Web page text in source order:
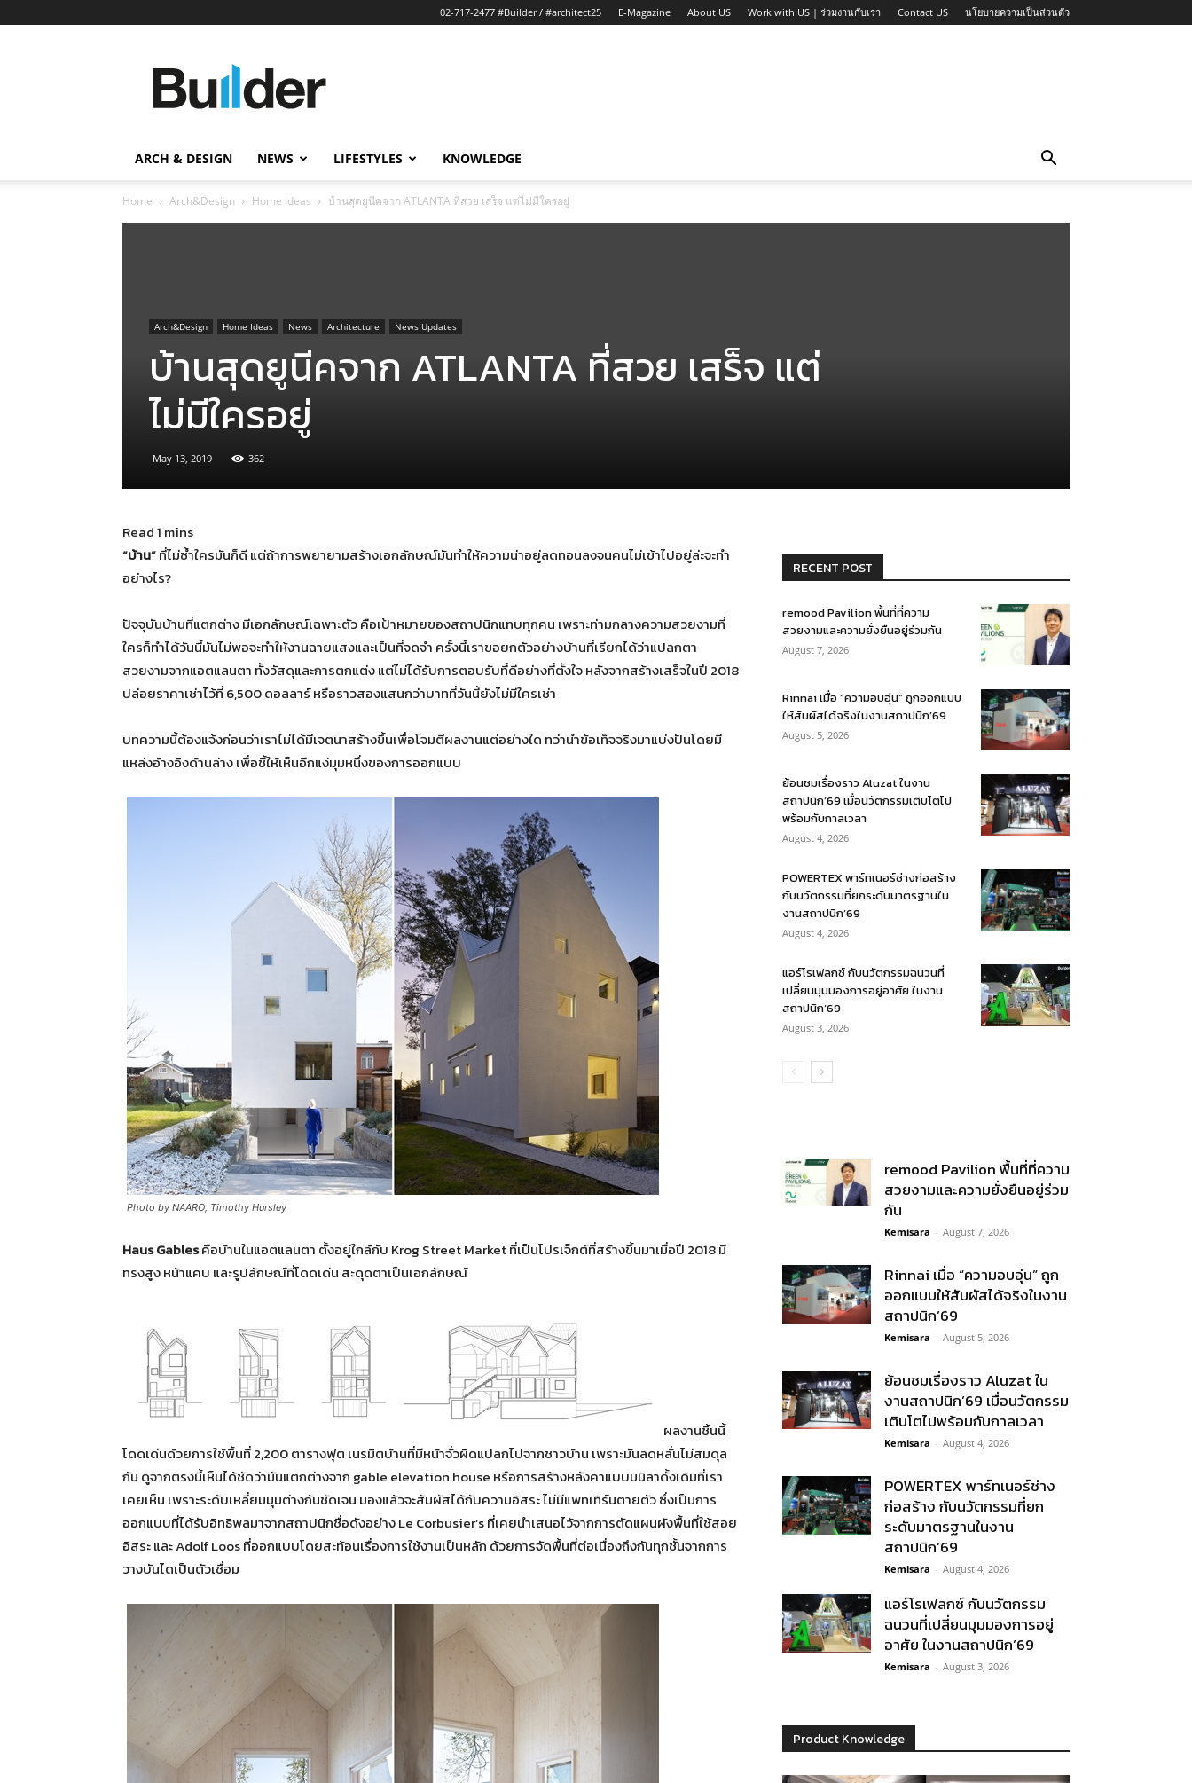
02-717-2477 #Builder / #architect25 E-Magazine About US Work with US | ร่วมงานกับเรา Contact US นโยบายความเป็นส่วนตัว
ข่าว
ก่อสร้าง
ก่อสร้าง
ARCH & DESIGN NEWS LIFESTYLES KNOWLEDGE
Home Arch&Design Home Ideas บ้านสุดยูนีคจาก ATLANTA ที่สวย เสร็จ แต่ไม่มีใครอยู่
Arch&Design Home Ideas News Architecture News Updates
บ้านสุดยูนีคจาก ATLANTA ที่สวย เสร็จ แต่
ไม่มีใครอยู่
May 13, 2019 362
“บ้าน”ที่ไม่ซ้ำใครมันก็ดี แต่ถ้าการพยายามสร้างเอกลักษณ์มันทำให้ความน่าอยู่ลดทอนลงจนคนไม่เข้าไปอยู่ล่ะจะทำ
อย่างไร?
ปัจจุบันบ้านที่แตกต่าง มีเอกลักษณ์เฉพาะตัว คือเป้าหมายของสถาปนิกแทบทุกคน เพราะท่ามกลางความสวยงามที่
ใครก็ทำได้วันนี้มันไม่พอจะทำให้งานฉายแสงและเป็นที่จดจำ ครั้งนี้เราขอยกตัวอย่างบ้านที่เรียกได้ว่าแปลกตา
สวยงามจากแอตแลนตา ทั้งวัสดุและการตกแต่ง แต่ไม่ได้รับการตอบรับที่ดีอย่างที่ตั้งใจ หลังจากสร้างเสร็จในปี 2018
ปล่อยราคาเช่าไว้ที่ 6,500 ดอลลาร์ หรือราวสองแสนกว่าบาทที่วันนี้ยังไม่มีใครเช่า
บทความนี้ต้องแจ้งก่อนว่าเราไม่ได้มีเจตนาสร้างขึ้นเพื่อโจมตีผลงานแต่อย่างใด ทว่านำข้อเท็จจริงมาแบ่งปันโดยมี
แหล่งอ้างอิงด้านล่าง เพื่อชี้ให้เห็นอีกแง่มุมหนึ่งของการออกแบบ
Photo by NAARO, Timothy Hursley
Haus Gablesคือบ้านในแอตแลนตา ตั้งอยู่ใกล้กับ Krog Street Market ที่เป็นโปรเจ็กต์ที่สร้างขึ้นมาเมื่อปี 2018 มี
ทรงสูง หน้าแคบ และรูปลักษณ์ที่โดดเด่น สะดุดตาเป็นเอกลักษณ์
ผลงานชิ้นนี้
โดดเด่นด้วยการใช้พื้นที่ 2,200 ตารางฟุต เนรมิตบ้านที่มีหน้าจั่วผิดแปลกไปจากชาวบ้าน เพราะมันลดหลั่นไม่สมดุล
กัน ดูจากตรงนี้เห็นได้ชัดว่ามันแตกต่างจาก gable elevation house หรือการสร้างหลังคาแบบมนิลาดั้งเดิมที่เรา
เคยเห็น เพราะระดับเหลี่ยมมุมต่างกันชัดเจน มองแล้วจะสัมผัสได้กับความอิสระ ไม่มีแพทเทิร์นตายตัว ซึ่งเป็นการ
ออกแบบที่ได้รับอิทธิพลมาจากสถาปนิกชื่อดังอย่าง Le Corbusier’s ที่เคยนำเสนอไว้จากการตัดแผนผังพื้นที่ใช้สอย
อิสระ และ Adolf Loos ที่ออกแบบโดยสะท้อนเรื่องการใช้งานเป็นหลัก ด้วยการจัดพื้นที่ต่อเนื่องถึงกันทุกชั้นจากการ
วางบันไดเป็นตัวเชื่อม
RECENT POST
remood Pavilion พื้นที่ที่ความ
สวยงามและความยั่งยืนอยู่ร่วมกัน
August 7, 2026
Rinnai เมื่อ “ความอบอุ่น” ถูกออกแบบ
ให้สัมผัสได้จริงในงานสถาปนิก’69
August 5, 2026
ย้อนชมเรื่องราว Aluzat ในงาน
สถาปนิก’69 เมื่อนวัตกรรมเติบโตไป
พร้อมกับกาลเวลา
August 4, 2026
POWERTEX พาร์ทเนอร์ช่างก่อสร้าง
กับนวัตกรรมที่ยกระดับมาตรฐานใน
งานสถาปนิก’69
August 4, 2026
แอร์โรเฟลกซ์ กับนวัตกรรมฉนวนที่
เปลี่ยนมุมมองการอยู่อาศัย ในงาน
สถาปนิก’69
August 3, 2026
remood Pavilion พื้นที่ที่ความ
สวยงามและความยั่งยืนอยู่ร่วม
กัน
Kemisara - August 7, 2026
Rinnai เมื่อ “ความอบอุ่น” ถูก
ออกแบบให้สัมผัสได้จริงในงาน
สถาปนิก’69
Kemisara - August 5, 2026
ย้อนชมเรื่องราว Aluzat ใน
งานสถาปนิก’69 เมื่อนวัตกรรม
เติบโตไปพร้อมกับกาลเวลา
Kemisara - August 4, 2026
POWERTEX พาร์ทเนอร์ช่าง
ก่อสร้าง กับนวัตกรรมที่ยก
ระดับมาตรฐานในงาน
สถาปนิก’69
Kemisara - August 4, 2026
แอร์โรเฟลกซ์ กับนวัตกรรม
ฉนวนที่เปลี่ยนมุมมองการอยู่
อาศัย ในงานสถาปนิก’69
Kemisara - August 3, 2026
Product Knowledge